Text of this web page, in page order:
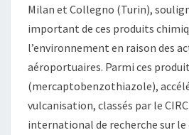
Milan et Collegno (Turin),
important de ces produits
l’environnement en raison des
aéroportuaires. Parmi ces
(mercaptobenzothiazole),
vulcanisation, classés par le
international de recherche sur le